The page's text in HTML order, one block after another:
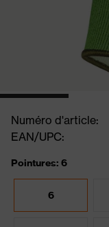
Numéro d'article:
EAN/UPC:
Pointures: 6
6